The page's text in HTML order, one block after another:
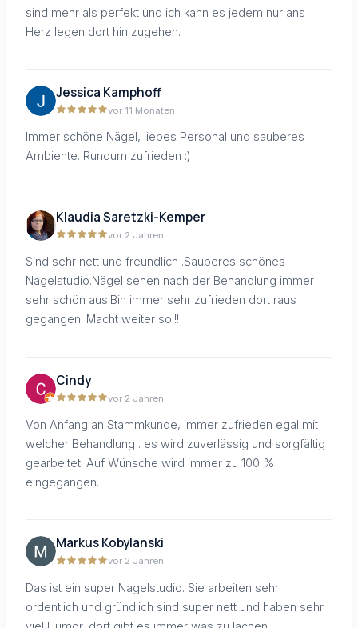
sind mehr als perfekt und ich kann es jedem nur ans
Herz legen dort hin zugehen.
Jessica Kamphoff
vor 11 Monaten
Immer schöne Nägel, liebes Personal und sauberes
Ambiente. Rundum zufrieden :)
Klaudia Saretzki-Kemper
vor 2 Jahren
Sind sehr nett und freundlich .Sauberes schönes
Nagelstudio.Nägel sehen nach der Behandlung immer
sehr schön aus.Bin immer sehr zufrieden dort raus
gegangen. Macht weiter so!!!
Cindy
vor 2 Jahren
Von Anfang an Stammkunde, immer zufrieden egal mit
welcher Behandlung . es wird zuverlässig und sorgfältig
gearbeitet. Auf Wünsche wird immer zu 100 %
eingegangen.
Markus Kobylanski
vor 2 Jahren
Das ist ein super Nagelstudio. Sie arbeiten sehr
ordentlich und gründlich sind super nett und haben sehr